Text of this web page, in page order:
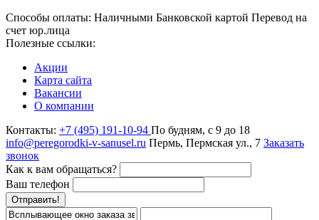
Способы оплаты: Наличными Банковской картой Перевод на
счет юр.лица
Полезные ссылки:
Акции
Карта сайта
Вакансии
О компании
Контакты: +7 (495) 191-10-94 По будням, с 9 до 18
info@peregorodki-v-sanusel.ru Пермь, Пермская ул., 7 Заказать
звонок
Как к вам обращаться?
Ваш телефон
Отправить!